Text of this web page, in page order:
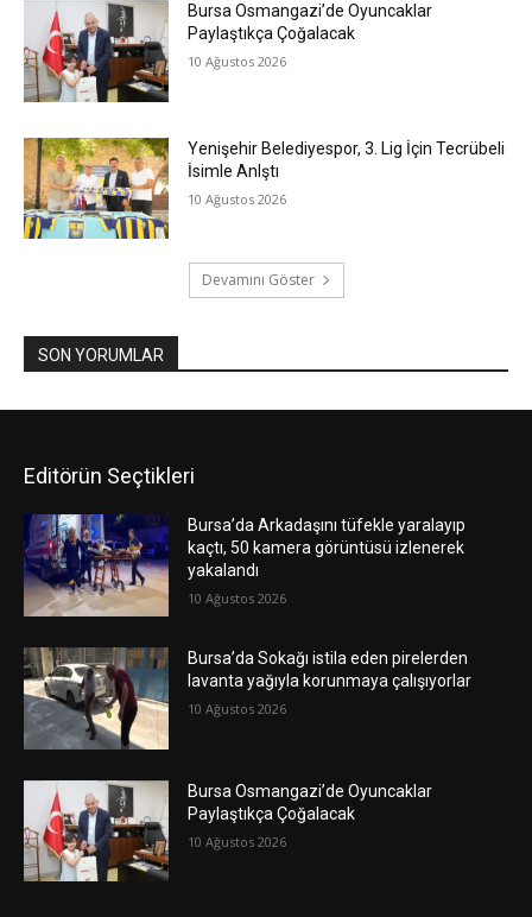
Bursa Osmangazi’de Oyuncaklar
Paylaştıkça Çoğalacak
10 Ağustos 2026
Yenişehir Belediyespor, 3. Lig İçin Tecrübeli
İsimle Anlştı
10 Ağustos 2026
Devamını Göster
SON YORUMLAR
Editörün Seçtikleri
Bursa’da Arkadaşını tüfekle yaralayıp
kaçtı, 50 kamera görüntüsü izlenerek
yakalandı
10 Ağustos 2026
Bursa’da Sokağı istila eden pirelerden
lavanta yağıyla korunmaya çalışıyorlar
10 Ağustos 2026
Bursa Osmangazi’de Oyuncaklar
Paylaştıkça Çoğalacak
10 Ağustos 2026